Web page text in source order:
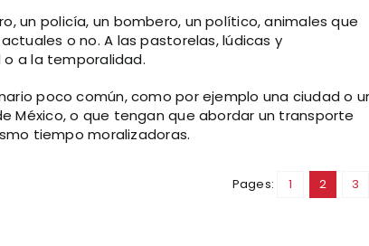
un policía, un bombero, un político, animales que
o no. A las pastorelas, lúdicas y
o a la temporalidad.
poco común, como por ejemplo una ciudad o
México, o que tengan que abordar un transporte
tiempo moralizadoras.
Pages: 1 2 3